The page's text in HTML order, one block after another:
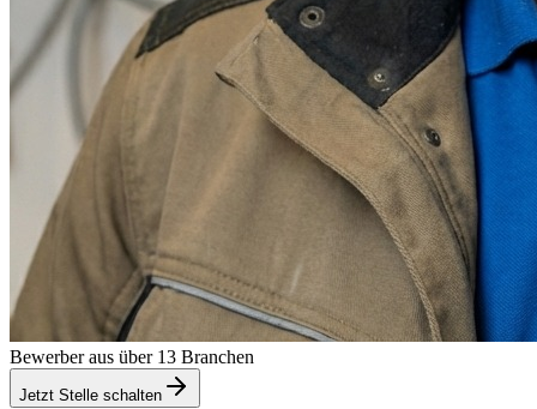
Bewerber aus über 13 Branchen
Jetzt Stelle schalten